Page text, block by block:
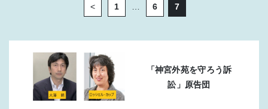
< 1 6 7
「神宮外苑を守ろう訴
訟」原告団